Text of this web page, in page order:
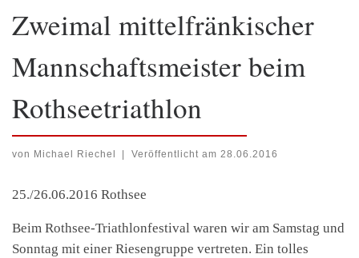
Zweimal mittelfränkischer
Mannschaftsmeister beim
Rothseetriathlon
von Michael Riechel Veröffentlicht am 28.06.2016
25./26.06.2016 Rothsee
Beim Rothsee-Triathlonfestival waren wir am Samstag und
Sonntag mit einer Riesengruppe vertreten. Ein tolles